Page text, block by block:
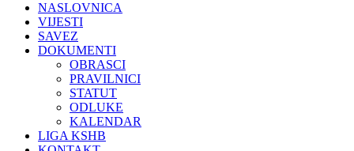
NASLOVNICA
VIJESTI
SAVEZ
DOKUMENTI
OBRASCI
PRAVILNICI
STATUT
ODLUKE
KALENDAR
LIGA KSHB